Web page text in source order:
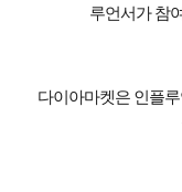
루언서가 참
다이아마켓은 인플